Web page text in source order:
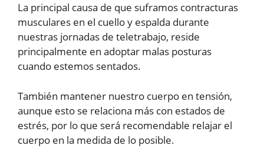
La principal causa de que suframos contracturas
musculares en el cuello y espalda durante
nuestras jornadas de teletrabajo, reside
principalmente en adoptar malas posturas
cuando estemos sentados.
También mantener nuestro cuerpo en tensión,
aunque esto se relaciona más con estados de
estrés, por lo que será recomendable relajar el
cuerpo en la medida de lo posible.